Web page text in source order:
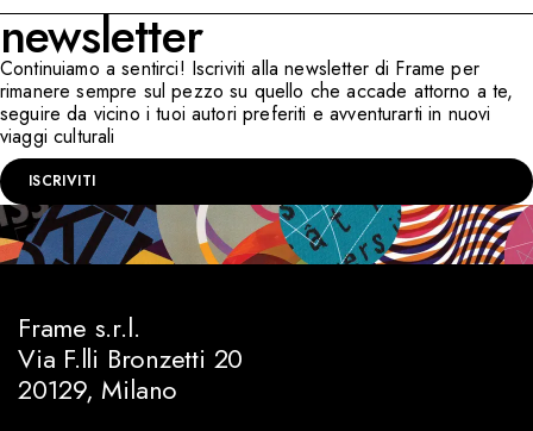
newsletter
Continuiamo a sentirci! Iscriviti alla newsletter di Frame per
rimanere sempre sul pezzo su quello che accade attorno a te,
seguire da vicino i tuoi autori preferiti e avventurarti in nuovi
viaggi culturali
ISCRIVITI
Frame s.r.l.
Via F.lli Bronzetti 20
20129, Milano